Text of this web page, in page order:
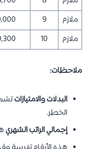
ملازم
9
ملازم
10
ملاحظات:
البدلات والامتيازات
الخطر.
إجمالي الراتب الشهري